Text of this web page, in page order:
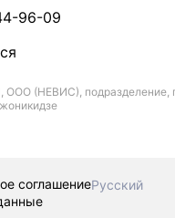
96-09
(НЕВИС), подразделение,
соглашениеРусский